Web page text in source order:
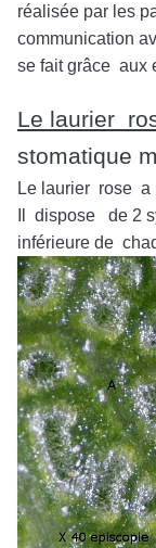
réalisée par les
communication
se fait grâce aux
Le laurier
stomatique
Le laurier rose
Il dispose de 2
inférieure de